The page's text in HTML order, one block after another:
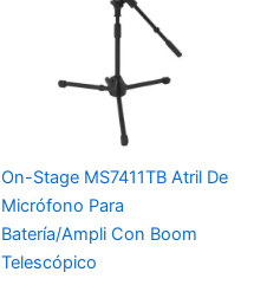
On-Stage MS7411TB Atril De
Micrófono Para
Batería/Ampli Con Boom
Telescópico